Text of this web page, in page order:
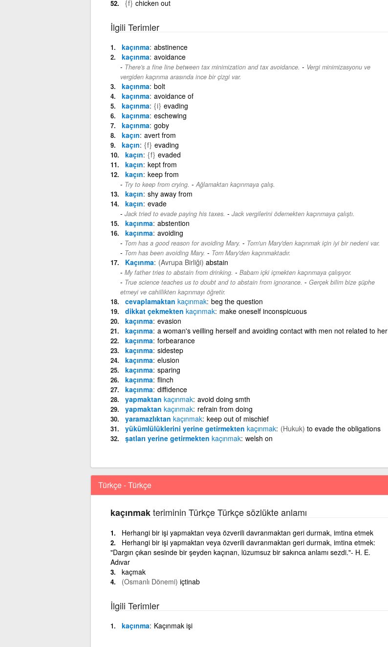
{f} chicken out
İlgili Terimler
kaçınma abstinence
kaçınma avoidance
There's a fine line between tax minimization and tax avoidance. - Vergi minimizasyonu ve
vergiden kaçınma arasında ince bir çizgi var.
kaçınma bolt
kaçınma avoidance of
kaçınma {i} evading
kaçınma eschewing
kaçınma goby
kaçın avert from
kaçın {f} evading
kaçın {f} evaded
kaçın kept from
kaçın keep from
Try to keep from crying. - Ağlamaktan kaçınmaya çalış.
kaçın shy away from
kaçın evade
Jack tried to evade paying his taxes. - Jack vergilerini ödemekten kaçınmaya çalıştı.
kaçınma abstention
kaçınma avoiding
Tom has a good reason for avoiding Mary. - Tom'un Mary'den kaçınmak için iyi bir nedeni var.
Tom has been avoiding Mary. - Tom Mary'den kaçınmaktadır.
Kaçınma (Avrupa Birliği) abstain
My father tries to abstain from drinking. - Babam içki içmekten kaçınmaya çalışıyor.
True science teaches us to doubt and to abstain from ignorance. - Gerçek bilim bize şüphe
etmeyi ve cahillikten kaçınmayı öğretir.
cevaplamaktan kaçınmak beg the question
dikkat çekmekten kaçınmak make oneself inconspicuous
kaçınma evasion
kaçınma a woman's veilling herself and avoiding contact with men not related to her
kaçınma forbearance
kaçınma sidestep
kaçınma elusion
kaçınma sparing
kaçınma flinch
kaçınma diffidence
yapmaktan kaçınmak avoid doing smth
yapmaktan kaçınmak refrain from doing
yaramazlıktan kaçınmak keep out of mischief
yükümlülüklerini yerine getirmekten kaçınmak (Hukuk) to evade the obligations
şatları yerine getirmekten kaçınmak welsh on
Türkçe - Türkçe
kaçınmakteriminin Türkçe Türkçe sözlükte anlamı
Herhangi bir işi yapmaktan veya özverili davranmaktan geri durmak, imtina etmek
Herhangi bir işi yapmaktan veya özverili davranmaktan geri durmak, imtina etmek:
"Dargın çıkan sesinde bir şeyden kaçınan, lüzumsuz bir sakınca anlamı sezdi."- H. E.
Adıvar
kaçmak
(Osmanlı Dönemi) içtinab
İlgili Terimler
kaçınma Kaçınmak işi